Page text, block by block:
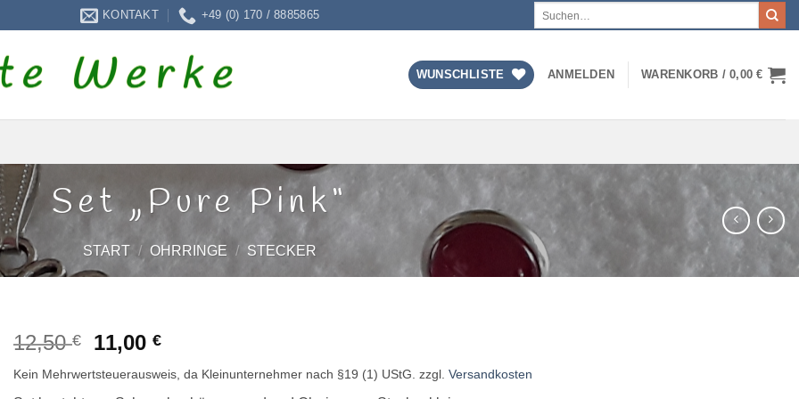
KONTAKT +49 (0) 170 / 8885865
WUNSCHLISTE ANMELDEN WARENKORB /0,00€
Set „Pure Pink“
START / OHRRINGE / STECKER
12,50€
Ursprünglicher
war:
11,00€Aktueller
ist:
Kein Mehrwertsteuerausweis, da Kleinunternehmer nach §19 (1) UStG. zzgl. Versandkosten